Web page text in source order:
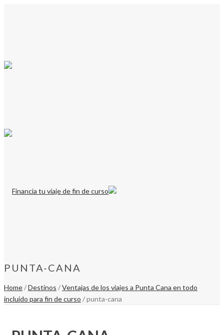
PUNTA-CANA
Home/Destinos /Ventajas de los viajes a Punta Cana en todo
incluido para fin de curso / punta-cana